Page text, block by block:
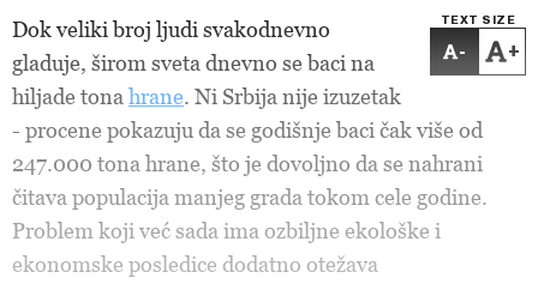
TEXT SIZE
- +
Dok veliki broj ljudi svakodnevno
gladuje, širom sveta dnevno se baci na
hiljade tona hrane. Ni Srbija nije izuzetak
- procene pokazuju da se godišnje baci čak više od
247.000 tona hrane, što je dovoljno da se nahrani
čitava populacija manjeg grada tokom cele godine.
Problem koji već sada ima ozbiljne ekološke i
ekonomske posledice dodatno otežava